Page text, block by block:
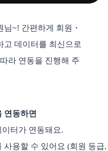
~! 간편하게 회원・
고 데이터를 최신으로
라 연동을 진행해 주
연동하면
터가 연동돼요.
사용할 수 있어요 (회원 등급